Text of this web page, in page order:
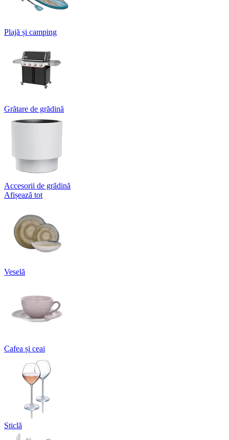
Plajă și camping
Grătare de grădină
Accesorii de grădină
Afișează tot
Veselă
Cafea și ceai
Sticlă